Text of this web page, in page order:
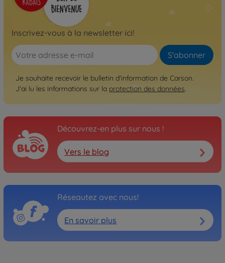
Inscrivez-vous à la newsletter ici!
S'abonner
Je souhaite recevoir le bulletin d'information de Carson.
J'ai lu les informations sur la protection des données.
Découvrez-en plus sur nous !
Vers le blog
Réseautez avec nous!
En savoir plus